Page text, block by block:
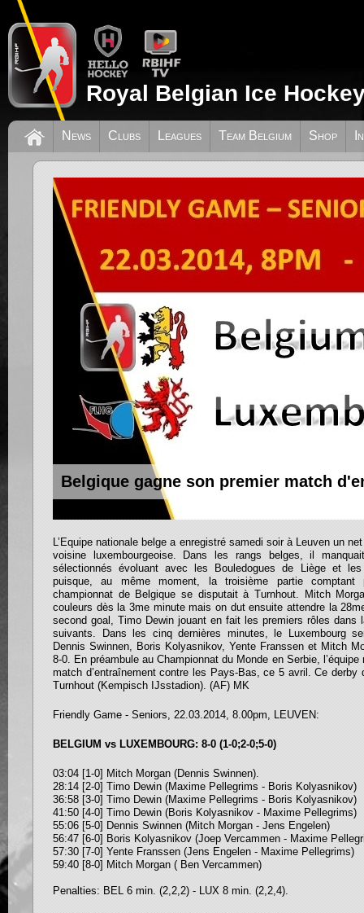
Royal Belgian Ice
News Clubs Leagues Team Belgium Shop
Belgique gagne son premier match
L’Equipe nationale belge a enregistré samedi soir à Leuven un
voisine luxembourgeoise. Dans les rangs belges, il
sélectionnés évoluant avec les Bouledogues de Liège et
puisque, au même moment, la troisième partie
championnat de Belgique se disputait à Turnhout. Mitch
couleurs dès la 3me minute mais on dut ensuite attendre la
second goal, Timo Dewin jouant en fait les premiers rôles dans
suivants. Dans les cinq dernières minutes, le Luxembourg
Dennis Swinnen, Boris Kolyasnikov, Yente Franssen et Mitch
8-0. En préambule au Championnat du Monde en Serbie,
match d’entraînement contre les Pays-Bas, ce 5 avril. Ce
Turnhout (Kempisch IJsstadion). (AF) MK
Friendly Game - Seniors, 22.03.2014, 8.00pm, LEUVEN:
BELGIUM vs LUXEMBOURG: 8-0 (1-0;2-0;5-0)
03:04 [1-0] Mitch Morgan (Dennis Swinnen).
28:14 [2-0] Timo Dewin (Maxime Pellegrims - Boris Kolyasnikov)
36:58 [3-0] Timo Dewin (Maxime Pellegrims - Boris Kolyasnikov)
41:50 [4-0] Timo Dewin (Boris Kolyasnikov - Maxime Pellegrims)
55:06 [5-0] Dennis Swinnen (Mitch Morgan - Jens Engelen)
56:47 [6-0] Boris Kolyasnikov (Joep Vercammen - Maxime
57:30 [7-0] Yente Franssen (Jens Engelen - Maxime Pellegrims)
59:40 [8-0] Mitch Morgan ( Ben Vercammen)
Penalties: BEL 6 min. (2,2,2) - LUX 8 min. (2,2,4).